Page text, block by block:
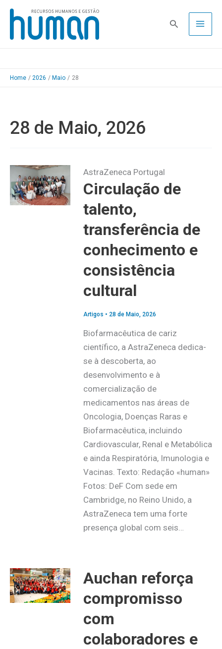
Skip
content
Pesquisa
Home 2026 Maio 28
28 de Maio, 2026
AstraZeneca Portugal
Circulação de
talento,
transferência de
conhecimento e
consistência
cultural
Artigos • 28 de Maio, 2026
Biofarmacêutica de cariz
científico, a AstraZeneca dedica-
se à descoberta, ao
desenvolvimento e à
comercialização de
medicamentos nas áreas de
Oncologia, Doenças Raras e
Biofarmacêutica, incluindo
Cardiovascular, Renal e Metabólica
e ainda Respiratória, Imunologia e
Vacinas. Texto: Redação «human»
Fotos: DeF Com sede em
Cambridge, no Reino Unido, a
AstraZeneca tem uma forte
presença global com seis…
Auchan reforça
compromisso
com
colaboradores e